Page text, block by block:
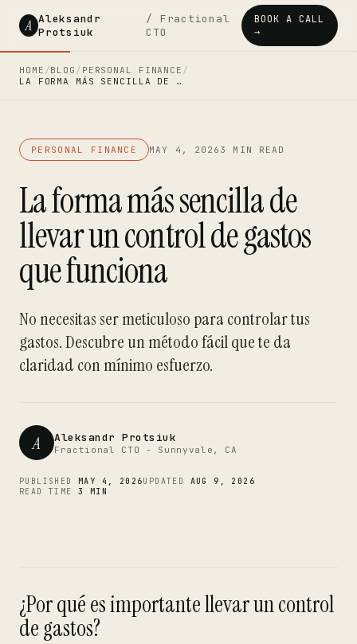
A Aleksandr
Protsiuk
/ Fractional
CTO
BOOK A CALL
→
HOME /BLOG / PERSONAL FINANCE /
LA FORMA MÁS SENCILLA DE …
PERSONAL FINANCE MAY 4, 2026 3 MIN READ
La forma más sencilla de
llevar un control de gastos
que funciona
No necesitas ser meticuloso para controlar tus
gastos. Descubre un método fácil que te da
claridad con mínimo esfuerzo.
A Aleksandr Protsiuk
Fractional CTO - Sunnyvale, CA
PUBLISHED MAY 4, 2026UPDATED AUG 9, 2026
READ TIME 3 MIN
¿Por qué es importante llevar un control
de gastos?